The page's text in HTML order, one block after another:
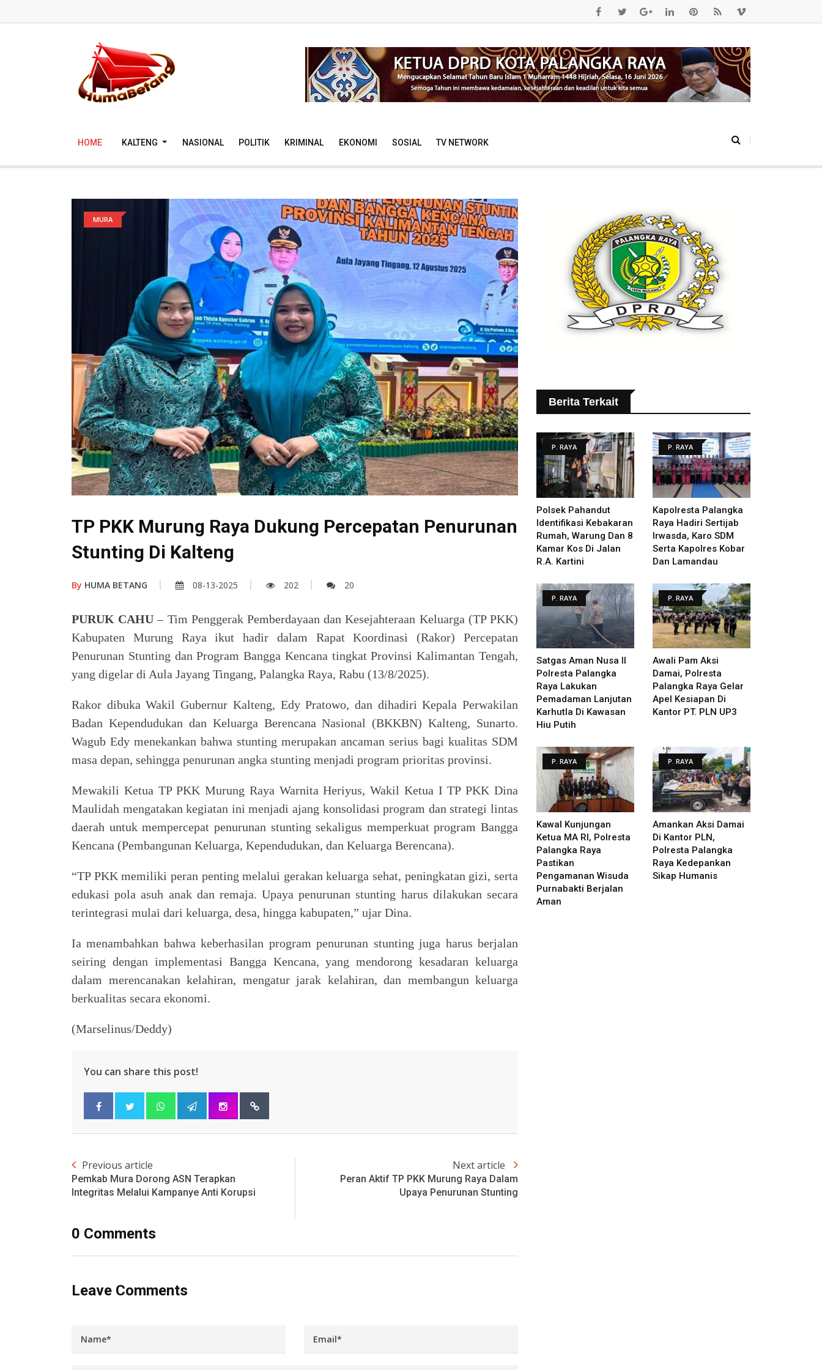
HOME KALTENG NASIONAL POLITIK KRIMINAL EKONOMI SOSIAL TV NETWORK
MURA
TP PKK Murung Raya Dukung Percepatan Penurunan
Stunting Di Kalteng
By HUMA BETANG 08-13-2025 202 20
PURUK CAHU – Tim Penggerak Pemberdayaan dan Kesejahteraan Keluarga (TP PKK)
Kabupaten Murung Raya ikut hadir dalam Rapat Koordinasi (Rakor) Percepatan
Penurunan Stunting dan Program Bangga Kencana tingkat Provinsi Kalimantan Tengah,
yang digelar di Aula Jayang Tingang, Palangka Raya, Rabu (13/8/2025).
Rakor dibuka Wakil Gubernur Kalteng, Edy Pratowo, dan dihadiri Kepala Perwakilan
Badan Kependudukan dan Keluarga Berencana Nasional (BKKBN) Kalteng, Sunarto.
Wagub Edy menekankan bahwa stunting merupakan ancaman serius bagi kualitas SDM
masa depan, sehingga penurunan angka stunting menjadi program prioritas provinsi.
Mewakili Ketua TP PKK Murung Raya Warnita Heriyus, Wakil Ketua I TP PKK Dina
Maulidah mengatakan kegiatan ini menjadi ajang konsolidasi program dan strategi lintas
daerah untuk mempercepat penurunan stunting sekaligus memperkuat program Bangga
Kencana (Pembangunan Keluarga, Kependudukan, dan Keluarga Berencana).
“TP PKK memiliki peran penting melalui gerakan keluarga sehat, peningkatan gizi, serta
edukasi pola asuh anak dan remaja. Upaya penurunan stunting harus dilakukan secara
terintegrasi mulai dari keluarga, desa, hingga kabupaten,” ujar Dina.
Ia menambahkan bahwa keberhasilan program penurunan stunting juga harus berjalan
seiring dengan implementasi Bangga Kencana, yang mendorong kesadaran keluarga
dalam merencanakan kelahiran, mengatur jarak kelahiran, dan membangun keluarga
berkualitas secara ekonomi.
(Marselinus/Deddy)
You can share this post!
Previous article
Pemkab Mura Dorong ASN Terapkan
Integritas Melalui Kampanye Anti Korupsi
Next article
Peran Aktif TP PKK Murung Raya Dalam
Upaya Penurunan Stunting
0 Comments
Leave Comments
Berita Terkait
P. RAYA
Polsek Pahandut
Identifikasi Kebakaran
Rumah, Warung Dan 8
Kamar Kos Di Jalan
R.A. Kartini
P. RAYA
Kapolresta Palangka
Raya Hadiri Sertijab
Irwasda, Karo SDM
Serta Kapolres Kobar
Dan Lamandau
P. RAYA
Satgas Aman Nusa II
Polresta Palangka
Raya Lakukan
Pemadaman Lanjutan
Karhutla Di Kawasan
Hiu Putih
P. RAYA
Awali Pam Aksi
Damai, Polresta
Palangka Raya Gelar
Apel Kesiapan Di
Kantor PT. PLN UP3
P. RAYA
Kawal Kunjungan
Ketua MA RI, Polresta
Palangka Raya
Pastikan
Pengamanan Wisuda
Purnabakti Berjalan
Aman
P. RAYA
Amankan Aksi Damai
Di Kantor PLN,
Polresta Palangka
Raya Kedepankan
Sikap Humanis